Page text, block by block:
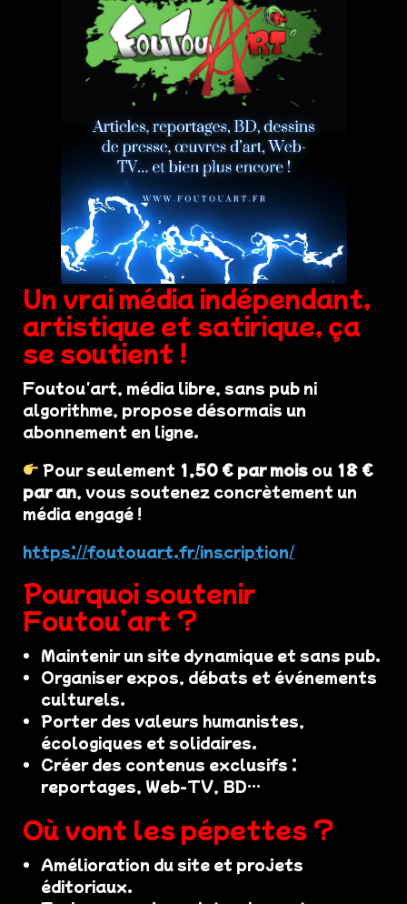
Un vrai média indépendant,
artistique et satirique, ça
se soutient !
Foutou'art, média libre, sans pub ni
algorithme, propose désormais un
abonnement en ligne.
Pour seulement 1,50 € par mois ou 18 €
par an, vous soutenez concrètement un
média engagé !
https://foutouart.fr/inscription/
Pourquoi soutenir
Foutou’art ?
Maintenir un site dynamique et sans pub.
Organiser expos, débats et événements
culturels.
Porter des valeurs humanistes,
écologiques et solidaires.
Créer des contenus exclusifs :
reportages, Web-TV, BD…
Où vont les pépettes ?
Amélioration du site et projets
éditoriaux.